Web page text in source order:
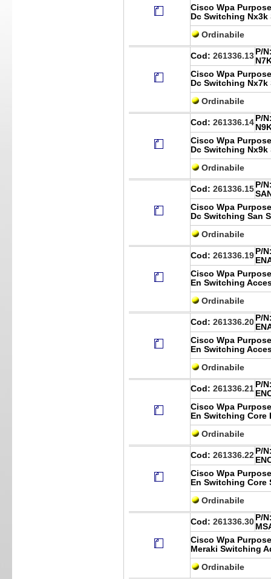
Cisco Wpa
Dc Switching Nx3k
Ordinabile
Cod: 261336.13 P/
Cisco Wpa
Dc Switching Nx7k
Ordinabile
Cod: 261336.14 P/
Cisco Wpa
Dc Switching Nx9k
Ordinabile
Cod: 261336.15 P/
Cisco Wpa
Dc Switching San
Ordinabile
Cod: 261336.19 P/
Cisco Wpa
En Switching
Ordinabile
Cod: 261336.20 P/
Cisco Wpa
En Switching
Ordinabile
Cod: 261336.21 P/
Cisco Wpa
En Switching Core
Ordinabile
Cod: 261336.22 P/
Cisco Wpa
En Switching Core
Ordinabile
Cod: 261336.30 P/
Cisco Wpa
Meraki Switching
Ordinabile